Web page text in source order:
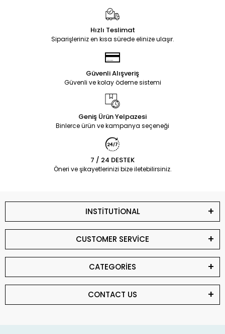
Hızlı Teslimat
Siparişleriniz en kısa sürede elinize ulaşır.
Güvenli Alışveriş
Güvenli ve kolay ödeme sistemi
Geniş Ürün Yelpazesi
Binlerce ürün ve kampanya seçeneği
7 / 24 DESTEK
Öneri ve şikayetlerinizi bize iletebilirsiniz.
INSTİTUTİONAL
CUSTOMER SERVİCE
CATEGORİES
CONTACT US